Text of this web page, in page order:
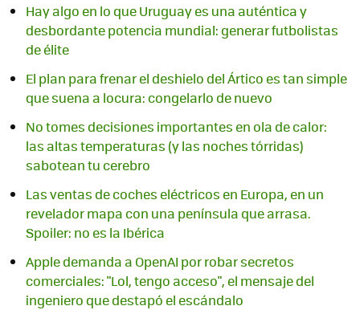
Hay algo en lo que Uruguay es una auténtica y
desbordante potencia mundial: generar futbolistas
de élite
El plan para frenar el deshielo del Ártico es tan simple
que suena a locura: congelarlo de nuevo
No tomes decisiones importantes en ola de calor:
las altas temperaturas (y las noches tórridas)
sabotean tu cerebro
Las ventas de coches eléctricos en Europa, en un
revelador mapa con una península que arrasa.
Spoiler: no es la Ibérica
Apple demanda a OpenAI por robar secretos
comerciales: "Lol, tengo acceso", el mensaje del
ingeniero que destapó el escándalo